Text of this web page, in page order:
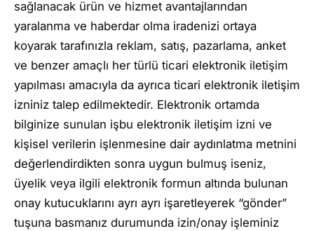
sağlanacak ürün ve hizmet avantajlarından
yaralanma ve haberdar olma iradenizi ortaya
koyarak tarafınızla reklam, satış, pazarlama, anket
ve benzer amaçlı her türlü ticari elektronik iletişim
yapılması amacıyla da ayrıca ticari elektronik iletişim
izniniz talep edilmektedir. Elektronik ortamda
bilginize sunulan işbu elektronik iletişim izni ve
kişisel verilerin işlenmesine dair aydınlatma metnini
değerlendirdikten sonra uygun bulmuş iseniz,
üyelik veya ilgili elektronik formun altında bulunan
onay kutucuklarını ayrı ayrı işaretleyerek “gönder”
tuşuna basmanız durumunda izin/onay işleminiz